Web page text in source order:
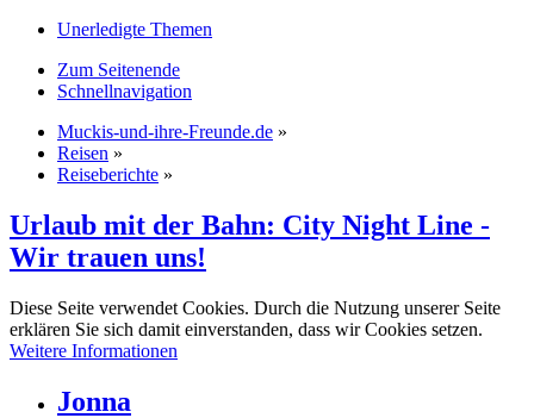
Unerledigte Themen
Zum Seitenende
Schnellnavigation
Muckis-und-ihre-Freunde.de »
Reisen »
Reiseberichte »
Urlaub mit der Bahn: City Night Line -
Wir trauen uns!
Diese Seite verwendet Cookies. Durch die Nutzung unserer Seite
erklären Sie sich damit einverstanden, dass wir Cookies setzen.
Weitere Informationen
Jonna